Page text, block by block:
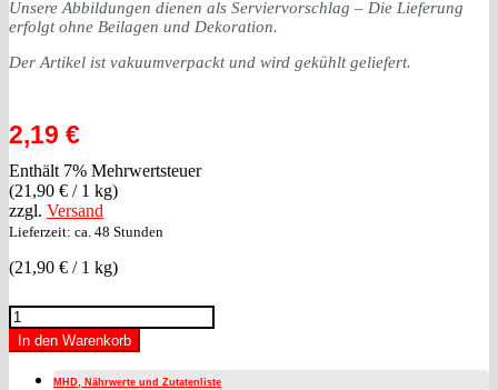
Unsere Abbildungen dienen als Serviervorschlag – Die Lieferung
erfolgt ohne Beilagen und Dekoration.
Der Artikel ist vakuumverpackt und wird gekühlt geliefert.
2,19 €
Enthält 7% Mehrwertsteuer
(21,90 € / 1 kg)
zzgl. Versand
Lieferzeit: ca. 48 Stunden
(21,90 € / 1 kg)
Paprikalyoner
(100
g)
Menge
In den Warenkorb
MHD, Nährwerte und Zutatenliste